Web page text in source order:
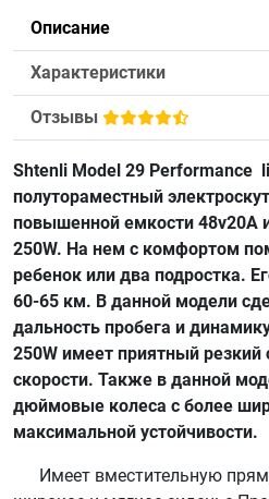
Описание
Характеристики
Отзывы
Shtenli Model 29 Performance
полутораместный
повышенной емкости
250W. На нем с комфортом
ребенок или два подростка.
60-65 км. В данной модели
дальность пробега и
250W имеет приятный
скорости. Также в данной
дюймовые колеса с более
максимальной устойчивости.
Имеет вместительную